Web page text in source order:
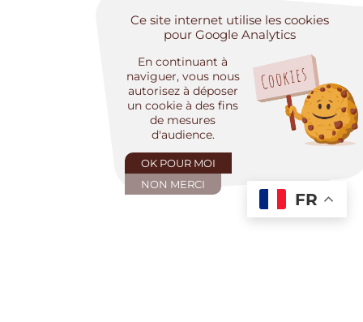
Ce site internet utilise les cookies
pour Google Analytics
En continuant à
naviguer, vous nous
autorisez à déposer
un cookie à des fins
de mesures
d'audience.
OK POUR MOI
NON MERCI
FR